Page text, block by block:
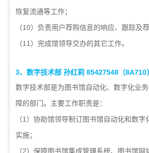
恢复流通等工作；
（10）负责用户荐购信息的响应、跟踪及
（11）完成馆领导交办的其它工作。
3、数字技术部 孙红莉 85427548 （8A710）
数字技术部是为图书馆自动化、数字化业
障的部门。主要工作职责是：
（1）协助馆领导制订图书馆自动化和数
实施；
（2）保障图书馆集成管理系统、图书馆